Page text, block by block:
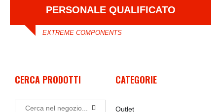
PERSONALE QUALIFICATO
EXTREME COMPONENTS
CERCA PRODOTTI CATEGORIE
Outlet